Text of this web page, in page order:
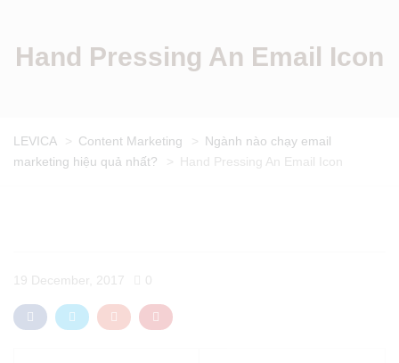
Hand Pressing An Email Icon
LEVICA > Content Marketing >
Ngành nào chạy email
marketing hiệu quả nhất?
> Hand Pressing An Email Icon
19 December, 2017 0